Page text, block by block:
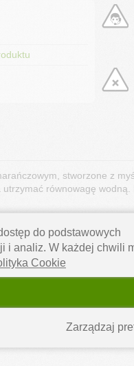
stworzone z
równowagę
potasu, naturalne
do podstawowych
i analiz. W każdej chwili
Cookie
Zarządzaj